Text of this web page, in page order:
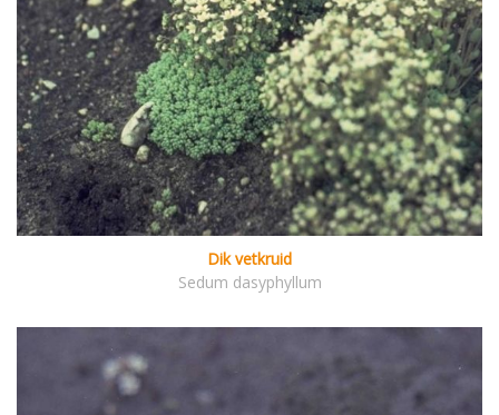
Dik vetkruid
Sedum dasyphyllum